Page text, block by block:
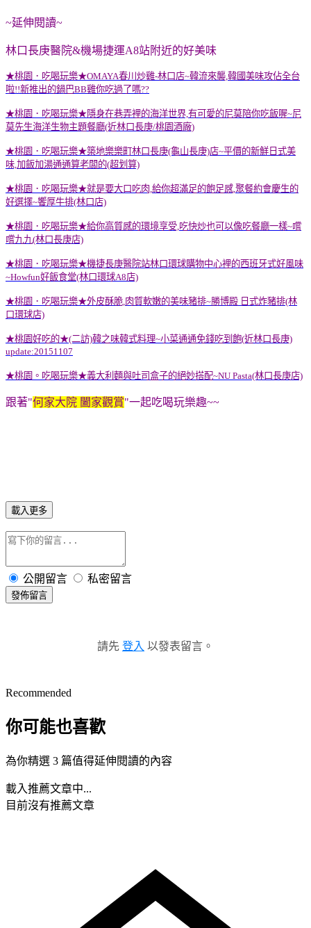
~延伸閱讀~
林口長庚醫院&機場捷運A8站附近的好美味
★桃園．吃喝玩樂★OMAYA春川炒雞-林口店~韓流來襲,韓國美味攻佔全台
啦!!新推出的鍋巴BB雞你吃過了嗎??
★桃園．吃喝玩樂★隱身在巷弄裡的海洋世界,有可愛的尼莫陪你吃飯喔~尼
莫先生海洋生物主題餐廳(近林口長庚/桃園酒廠)
★桃園．吃喝玩樂★築地樂樂町林口長庚(龜山長庚)店~平價的新鮮日式美
味,加飯加湯通通算老闆的(超划算)
★桃園．吃喝玩樂★就是要大口吃肉,給你超滿足的飽足感,聚餐約會慶生的
好選擇~饗厚牛排(林口店)
★桃園．吃喝玩樂★給你高質感的環境享受,吃快炒也可以像吃餐廳一樣~嚐
嚐九九(林口長庚店)
★桃園．吃喝玩樂★機捷長庚醫院站林口環球購物中心裡的西班牙式好風味
~Howfun好飯食堂(林口環球A8店)
★桃園．吃喝玩樂★外皮酥脆,肉質軟嫩的美味豬排~勝博殿 日式炸豬排(林
口環球店)
★桃園好吃的★(二訪)韓之味韓式料理~小菜通通免錢吃到飽(近林口長庚)
update:20151107
★桃園。吃喝玩樂★義大利麵與吐司盒子的絕妙搭配~NU Pasta(林口長庚店)
跟著"何家大院 闔家觀賞"一起吃喝玩樂趣~~
載入更多
公開留言 私密留言
發佈留言
請先 登入 以發表留言。
Recommended
你可能也喜歡
為你精選 3 篇值得延伸閱讀的內容
載入推薦文章中...
目前沒有推薦文章